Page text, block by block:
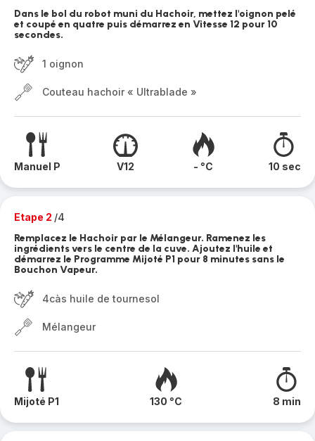
Dans le bol du robot muni du Hachoir, mettez l'oignon pelé
et coupé en quatre puis démarrez en Vitesse 12 pour 10
secondes.
1 oignon
Couteau hachoir « Ultrablade »
Manuel P V12 - °C 10 sec
Etape 2 /4
Remplacez le Hachoir par le Mélangeur. Ramenez les
ingrédients vers le centre de la cuve. Ajoutez l'huile et
démarrez le Programme Mijoté P1 pour 8 minutes sans le
Bouchon Vapeur.
4càs huile de tournesol
Mélangeur
Mijoté P1 130 °C 8 min